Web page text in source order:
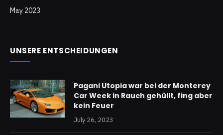
May 2023
UNSERE ENTSCHEIDUNGEN
Pagani Utopia war bei der Monterey
Car Week in Rauch gehüllt, fing aber
kein Feuer
July 26, 2023